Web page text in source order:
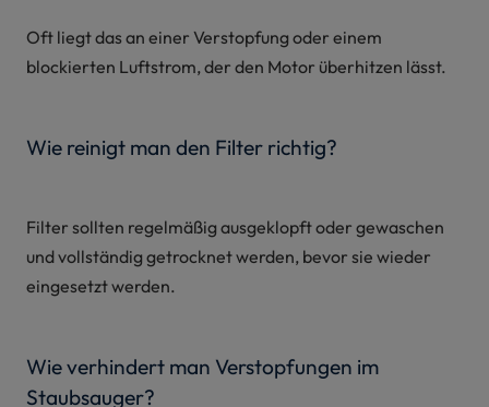
Oft liegt das an einer Verstopfung oder einem
blockierten Luftstrom, der den Motor überhitzen lässt.
Wie reinigt man den Filter richtig?
Filter sollten regelmäßig ausgeklopft oder gewaschen
und vollständig getrocknet werden, bevor sie wieder
eingesetzt werden.
Wie verhindert man Verstopfungen im
Staubsauger?